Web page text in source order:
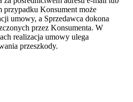
przypadku Konsument może
umowy, a Sprzedawca dokona
przez Konsumenta. W
realizacja umowy ulega
przeszkody.